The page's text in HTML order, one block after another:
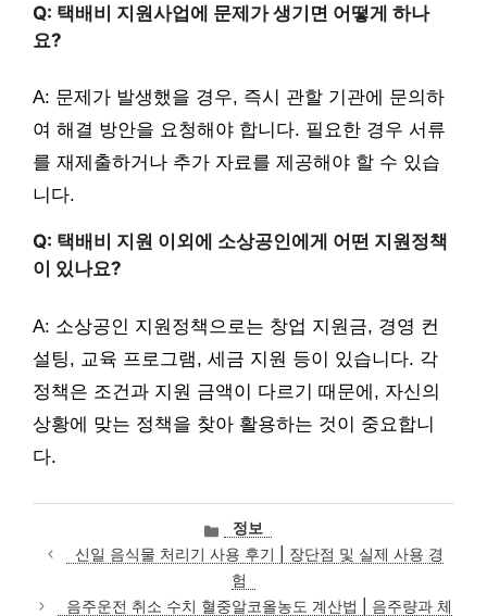
Q: 택배비 지원사업에 문제가 생기면 어떻게 하나
요?
A: 문제가 발생했을 경우, 즉시 관할 기관에 문의하
여 해결 방안을 요청해야 합니다. 필요한 경우 서류
를 재제출하거나 추가 자료를 제공해야 할 수 있습
니다.
Q: 택배비 지원 이외에 소상공인에게 어떤 지원정책
이 있나요?
A: 소상공인 지원정책으로는 창업 지원금, 경영 컨
설팅, 교육 프로그램, 세금 지원 등이 있습니다. 각
정책은 조건과 지원 금액이 다르기 때문에, 자신의
상황에 맞는 정책을 찾아 활용하는 것이 중요합니
다.
카
테
고
리
정보
신일 음식물 처리기 사용 후기 | 장단점 및 실제 사용 경
험
음주운전 취소 수치 혈중알코올농도 계산법 | 음주량과 체